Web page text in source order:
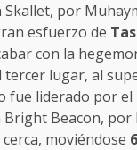
por
esfuerzo de
con la
tercer lugar, al
fue liderado por el
Bright Beacon, por
moviéndose